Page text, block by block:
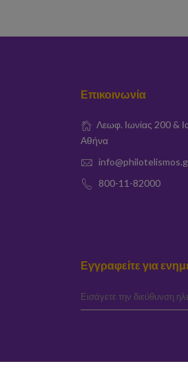
Επικοινωνία
Λεωφ. Ιωνίας 200 &
Αθήνα
800-11-82000
Εγγραφείτε για
elta